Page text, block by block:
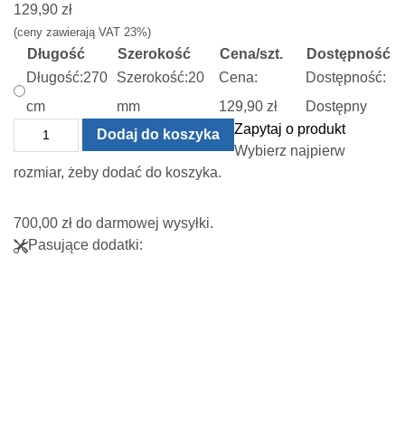
129,90 zł
(ceny zawierają VAT 23%)
Długość Szerokość Cena/szt.
Dostępność
Długość:270
cm
Szerokość:20
mm
Cena:
129,90 zł
Dostępność:
Dostępny
Profil
T
teownik
ozdobny
stalowy
Dodaj do koszyka
Zapytaj o produkt
Wybierz najpierw
rozmiar, żeby dodać do koszyka.
700,00 zł do darmowej wysyłki.
Pasujące dodatki: